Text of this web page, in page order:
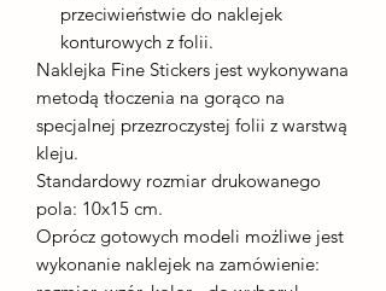
przeciwieństwie do naklejek
konturowych z folii.
Naklejka Fine Stickers jest wykonywana
metodą tłoczenia na gorąco na
specjalnej przezroczystej folii z warstwą
kleju.
Standardowy rozmiar drukowanego
pola: 10x15 cm.
Oprócz gotowych modeli możliwe jest
wykonanie naklejek na zamówienie: